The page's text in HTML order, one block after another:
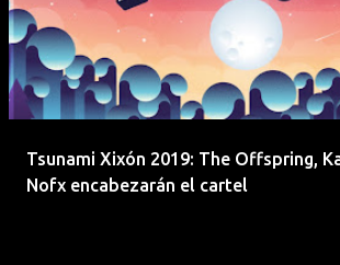
t
r
a
d
Tsunami Xixón 2019: The Offspring,
Nofx encabezarán el cartel